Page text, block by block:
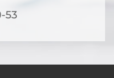
53